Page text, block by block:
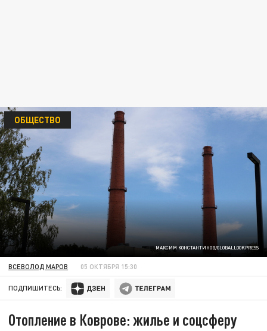
МАКСИМ КОНСТАНТИНОВ/GLOBALLOOKPRESS
ОБЩЕСТВО
ВСЕВОЛОД МАРОВ 05 ОКТЯБРЯ 15:30
ПОДПИШИТЕСЬ:
Отопление в Коврове: жилье и соцсферу